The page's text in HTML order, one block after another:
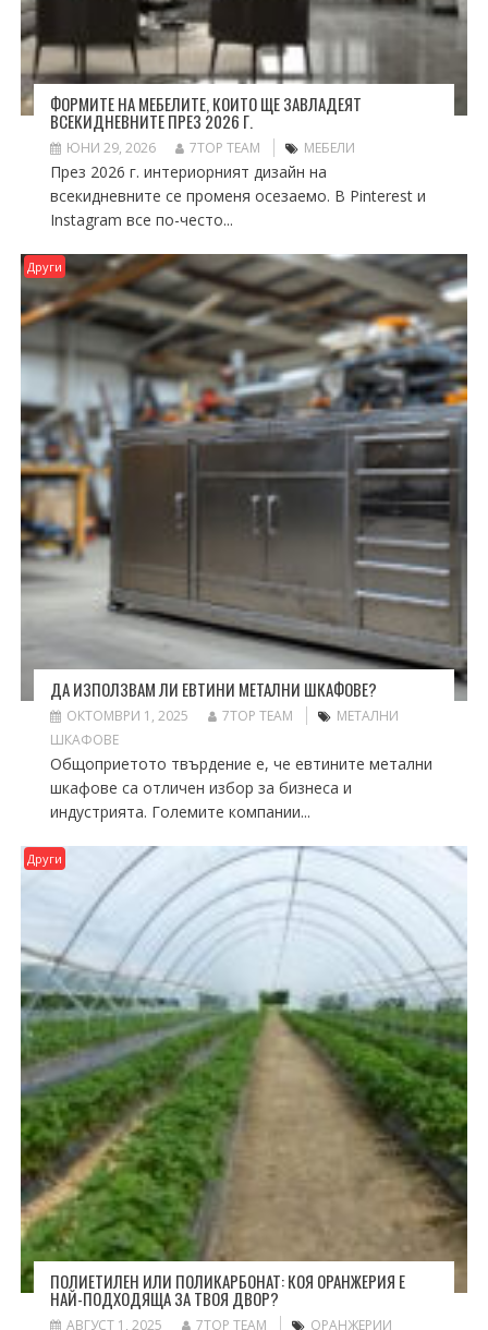
ФОРМИТЕ НА МЕБЕЛИТЕ, КОИТО ЩЕ ЗАВЛАДЕЯТ
ВСЕКИДНЕВНИТЕ ПРЕЗ 2026 Г.
ЮНИ 29, 2026 7TOP TEAM МЕБЕЛИ
През 2026 г. интериорният дизайн на
всекидневните се променя осезаемо. В Pinterest и
Instagram все по-често...
Други
ДА ИЗПОЛЗВАМ ЛИ ЕВТИНИ МЕТАЛНИ ШКАФОВЕ?
ОКТОМВРИ 1, 2025 7TOP TEAM
МЕТАЛНИ
ШКАФОВЕ
Общоприетото твърдение е, че евтините метални
шкафове са отличен избор за бизнеса и
индустрията. Големите компании...
Други
ПОЛИЕТИЛЕН ИЛИ ПОЛИКАРБОНАТ: КОЯ ОРАНЖЕРИЯ Е
НАЙ-ПОДХОДЯЩА ЗА ТВОЯ ДВОР?
АВГУСТ 1, 2025 7TOP TEAM ОРАНЖЕРИИ